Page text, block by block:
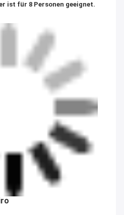
ist für 8 Personen geeignet.